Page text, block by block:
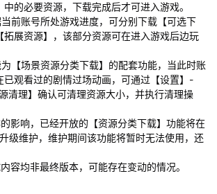
的必要资源，下载完成后才可进入游戏。
前账号所处游戏进度，可分别下载【可选下
拓展资源】，该部分资源可在进入游戏后边玩
【场景资源分类下载】的配套功能，当此时账
已观看过的剧情过场动画，可通过【设置】-
清理】确认可清理资源大小，并执行清理操
影响，已经开放的【资源分类下载】功能将在
级维护，维护期间该功能将暂时无法使用，还
容均非最终版本，可能存在变动的情况。